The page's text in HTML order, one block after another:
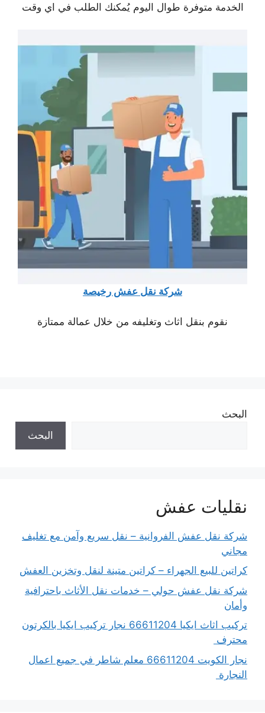
الخدمة متوفرة طوال اليوم يُمكنك الطلب في اي وقت
شركة نقل عفش رخيصة
نقوم بنقل اثاث وتغليفه من خلال عمالة ممتازة
البحث
البحث
نقليات عفش
شركة نقل عفش الفروانية – نقل سريع وآمن مع تغليف
مجاني
كراتين للبيع الجهراء – كراتين متينة لنقل وتخزين العفش
شركة نقل عفش حولي – خدمات نقل الأثاث باحترافية
وأمان
تركيب اثاث ايكيا 66611204 نجار تركيب ايكيا بالكرتون
محترف
نجار الكويت 66611204 معلم شاطر في جميع اعمال
النجارة